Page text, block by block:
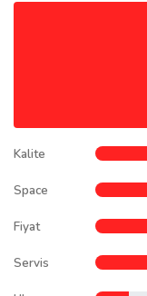
Kalite
Space
Fiyat
Servis